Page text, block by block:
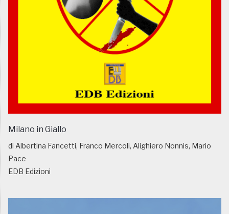
Milano in Giallo
di Albertina Fancetti, Franco Mercoli, Alighiero Nonnis, Mario
Pace
EDB Edizioni